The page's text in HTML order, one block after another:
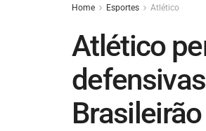
Home Esportes Atlético
Atlético
Brasileirão